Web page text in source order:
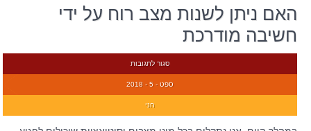
האם ניתן לשנות מצב רוח על ידי
חשיבה מודרכת
סגור לתגובות
ספט - 5 - 2018
חני